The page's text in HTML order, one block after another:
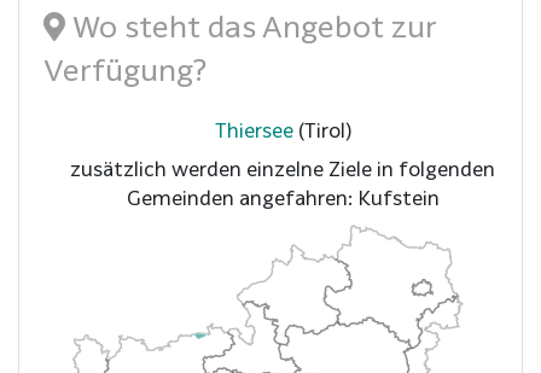
Wo steht das Angebot zur
Verfügung?
Thiersee(Tirol)
zusätzlich werden einzelne Ziele in folgenden
Gemeinden angefahren: Kufstein